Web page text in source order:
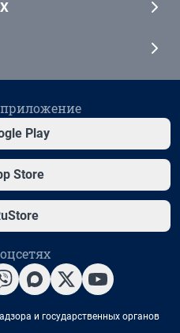
Play
Store
и государственных органов